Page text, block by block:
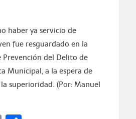
haber ya servicio de
fue resguardado en la
Prevención del Delito de
Municipal, a la espera de
superioridad. (Por: Manuel